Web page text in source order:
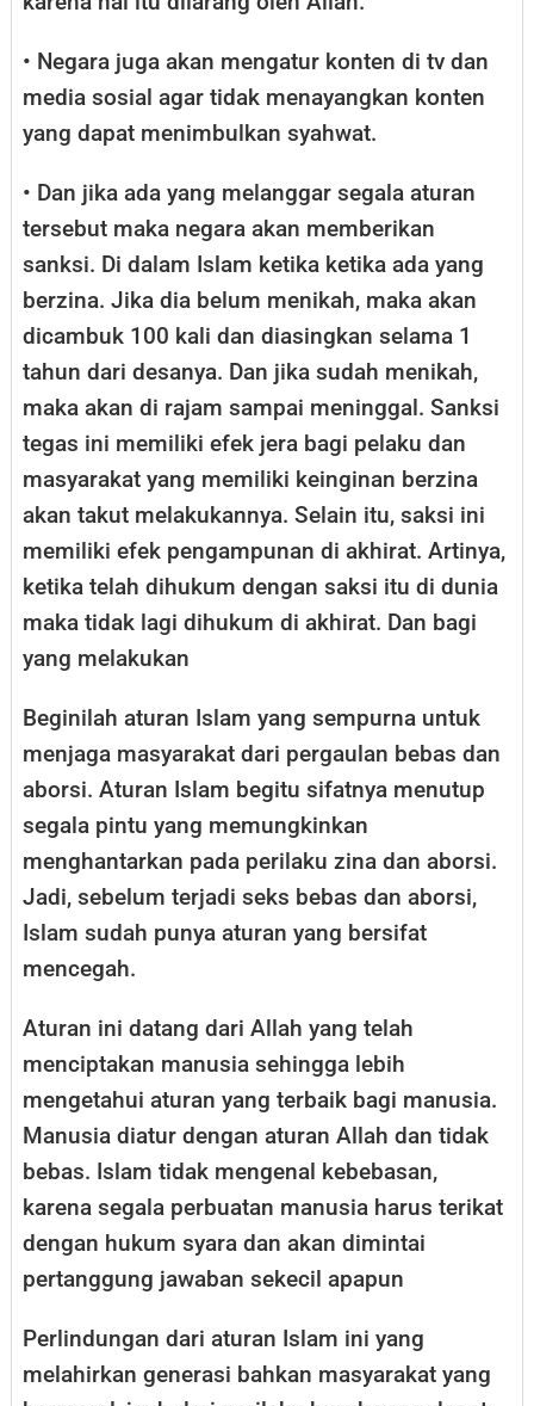
• Negara juga akan mengatur konten di tv dan
media sosial agar tidak menayangkan konten
yang dapat menimbulkan syahwat.
• Dan jika ada yang melanggar segala aturan
tersebut maka negara akan memberikan
sanksi. Di dalam Islam ketika ketika ada yang
berzina. Jika dia belum menikah, maka akan
dicambuk 100 kali dan diasingkan selama 1
tahun dari desanya. Dan jika sudah menikah,
maka akan di rajam sampai meninggal. Sanksi
tegas ini memiliki efek jera bagi pelaku dan
masyarakat yang memiliki keinginan berzina
akan takut melakukannya. Selain itu, saksi ini
memiliki efek pengampunan di akhirat. Artinya,
ketika telah dihukum dengan saksi itu di dunia
maka tidak lagi dihukum di akhirat. Dan bagi
yang melakukan
Beginilah aturan Islam yang sempurna untuk
menjaga masyarakat dari pergaulan bebas dan
aborsi. Aturan Islam begitu sifatnya menutup
segala pintu yang memungkinkan
menghantarkan pada perilaku zina dan aborsi.
Jadi, sebelum terjadi seks bebas dan aborsi,
Islam sudah punya aturan yang bersifat
mencegah.
Aturan ini datang dari Allah yang telah
menciptakan manusia sehingga lebih
mengetahui aturan yang terbaik bagi manusia.
Manusia diatur dengan aturan Allah dan tidak
bebas. Islam tidak mengenal kebebasan,
karena segala perbuatan manusia harus terikat
dengan hukum syara dan akan dimintai
pertanggung jawaban sekecil apapun
Perlindungan dari aturan Islam ini yang
melahirkan generasi bahkan masyarakat yang